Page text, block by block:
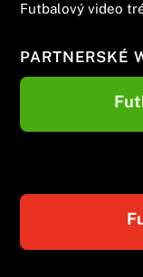
Futbalový video
PARTNERSKÉ